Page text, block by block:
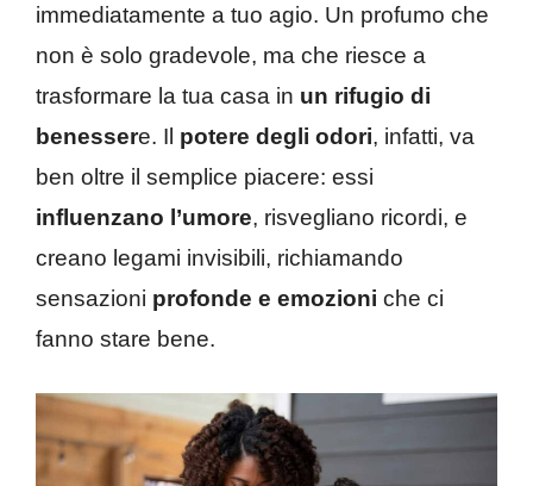
immediatamente a tuo agio. Un profumo che
non è solo gradevole, ma che riesce a
trasformare la tua casa in un rifugio di
benessere. Il potere degli odori, infatti, va
ben oltre il semplice piacere: essi
influenzano l’umore, risvegliano ricordi, e
creano legami invisibili, richiamando
sensazioni profonde e emozioni che ci
fanno stare bene.